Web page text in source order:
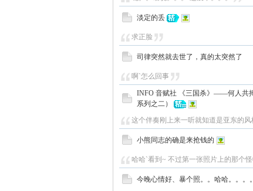
淡定的丢
求正脸
司律突然就去世了，真的太突然了
啊`怎么回事
INFO 音赋社 《三国杀》——何人共
系列之二）
这个伴奏刚上来一听就知道是亚东的
小熊同志的确是来抢钱的
哈哈`看到~ 不过第一张照片上的那个
今晚心情好、暴个照。。哈哈。。。。